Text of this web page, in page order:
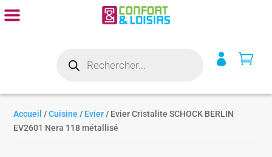
produits
 
Accueil /Cuisine / Evier / Evier Cristalite SCHOCK BERLIN
EV2601 Nera 118 métallisé